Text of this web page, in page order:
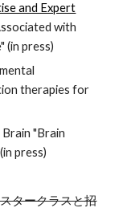
and Expert
with
(in press)
therapies for
"Brain
press)
タークラスと招